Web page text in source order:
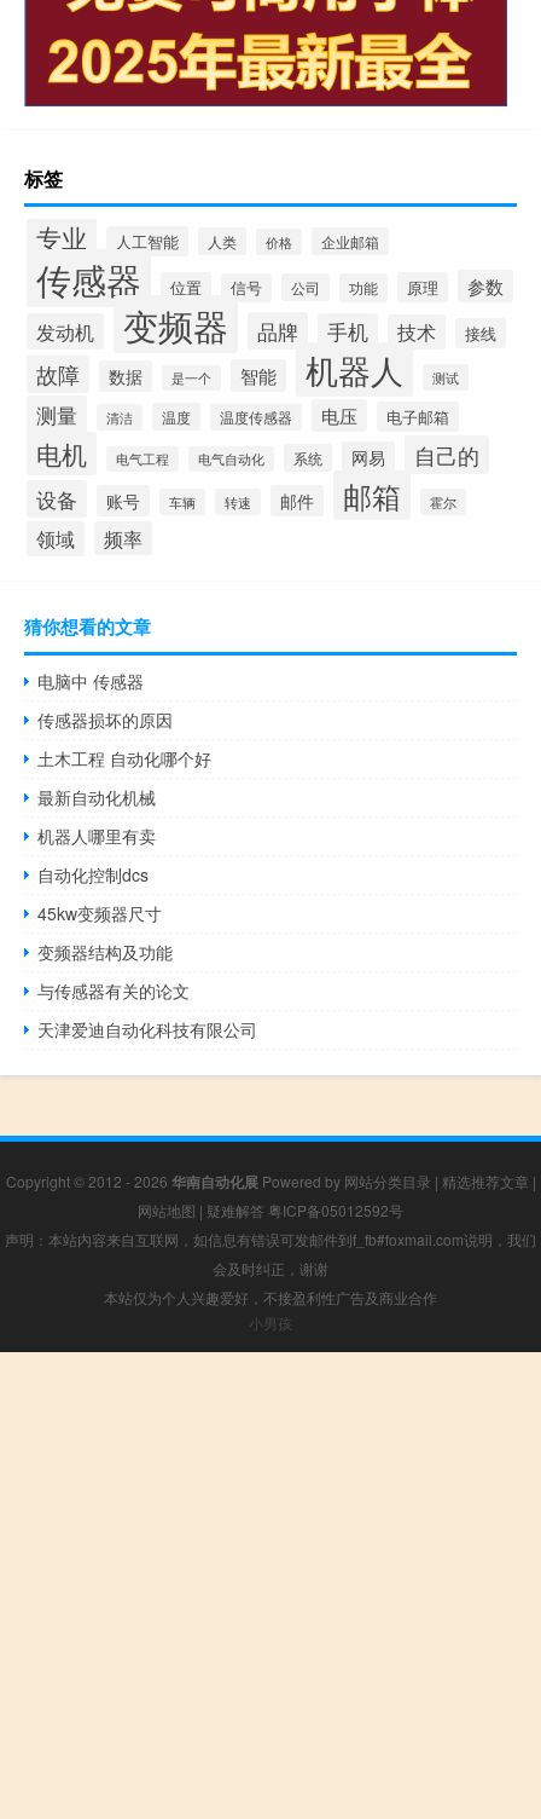
标签
专业 人工智能 人类 价格 企业邮箱
传感器 位置 信号 公司 功能 原理 参数
发动机 变频器 品牌 手机 技术 接线
故障 数据 是一个 智能 机器人 测试
测量 清洁 温度 温度传感器 电压 电子邮箱
电机 电气工程 电气自动化 系统 网易 自己的
设备 账号 车辆 转速 邮件 邮箱 霍尔
领域 频率
猜你想看的文章
电脑中 传感器
传感器损坏的原因
土木工程 自动化哪个好
最新自动化机械
机器人哪里有卖
自动化控制dcs
45kw变频器尺寸
变频器结构及功能
与传感器有关的论文
天津爱迪自动化科技有限公司
Copyright © 2012 - 2026 华南自动化展Powered by 网站分类目录 | 精选推荐文章 |
网站地图 | 疑难解答 粤ICP备05012592号
声明：本站内容来自互联网，如信息有错误可发邮件到f_fb#foxmail.com说明，我们
会及时纠正，谢谢
本站仅为个人兴趣爱好，不接盈利性广告及商业合作
小男孩